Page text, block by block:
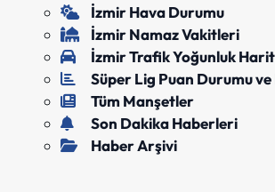
İzmir Hava Durumu
İzmir Namaz Vakitleri
İzmir Trafik Yoğunluk
Süper Lig Puan Durumu
Tüm Manşetler
Son Dakika Haberleri
Haber Arşivi